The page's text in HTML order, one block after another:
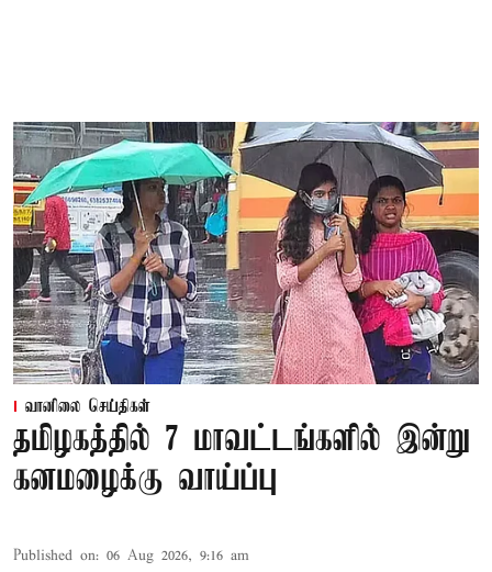
வானிலை செய்திகள்
தமிழகத்தில் 7 மாவட்டங்களில் இன்று
கனமழைக்கு வாய்ப்பு
Published on: 06 Aug 2026, 9:16 am